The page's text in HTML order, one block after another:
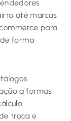
até marcas
para
forma
a formas
troca e